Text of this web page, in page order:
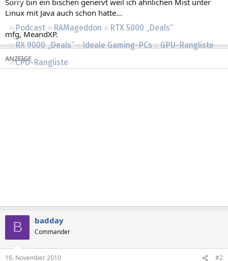
Podcast RAMageddon
RTX 5000 „Deals“
RX 9000 „Deals“
Ideale Gaming-PCs
GPU-Rangliste
CPU-Rangliste
Linux mit Java auch schon hatte...
mfg, MeandXP.
B badday
Commander
16. November 2010 #2